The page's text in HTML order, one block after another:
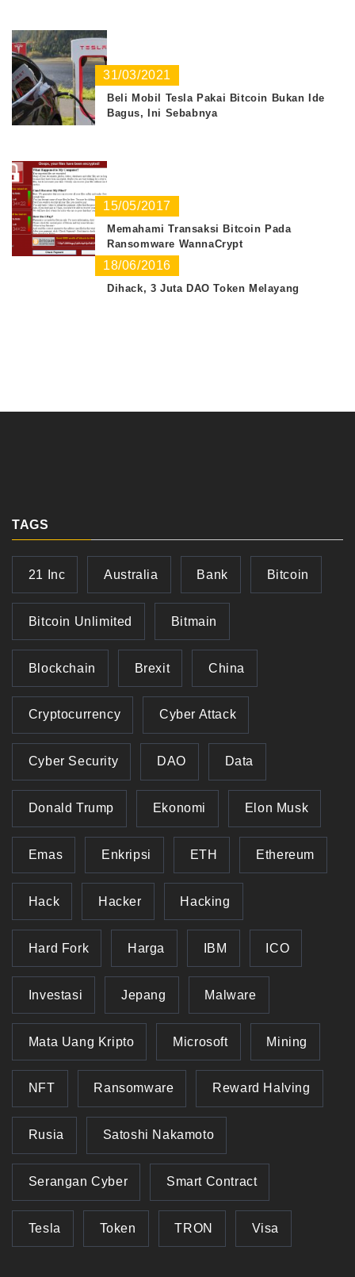
31/03/2021
Beli Mobil Tesla Pakai Bitcoin Bukan Ide
Bagus, Ini Sebabnya
15/05/2017
Memahami Transaksi Bitcoin Pada
Ransomware WannaCrypt
18/06/2016
Dihack, 3 Juta DAO Token Melayang
TAGS
21 Inc Australia Bank Bitcoin
Bitcoin Unlimited Bitmain
Blockchain Brexit China
Cryptocurrency Cyber Attack
Cyber Security DAO Data
Donald Trump Ekonomi Elon Musk
Emas Enkripsi ETH Ethereum
Hack Hacker Hacking
Hard Fork Harga IBM ICO
Investasi Jepang Malware
Mata Uang Kripto Microsoft Mining
NFT Ransomware Reward Halving
Rusia Satoshi Nakamoto
Serangan Cyber Smart Contract
Tesla Token TRON Visa